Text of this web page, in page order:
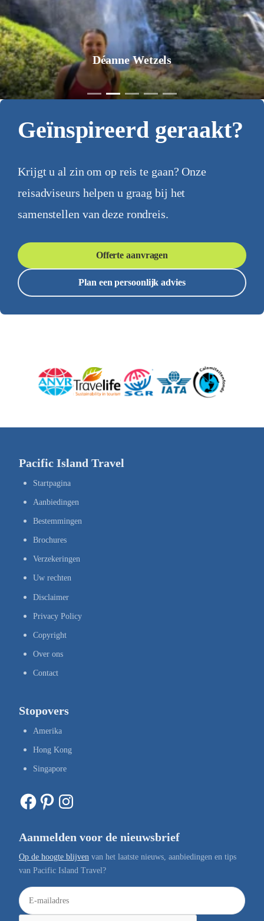
Jurgen Pol
Geïnspireerd geraakt?
Krijgt u al zin om op reis te gaan? Onze
reisadviseurs helpen u graag bij het
samenstellen van deze rondreis.
Offerte aanvragen
Plan een persoonlijk advies
Pacific Island Travel
Startpagina
Aanbiedingen
Bestemmingen
Brochures
Verzekeringen
Uw rechten
Disclaimer
Privacy Policy
Copyright
Over ons
Contact
Stopovers
Amerika
Hong Kong
Singapore
Facebook Pinterest Instagram
Aanmelden voor de nieuwsbrief
Op de hoogte blijven van het laatste nieuws, aanbiedingen en tips
van Pacific Island Travel?
E
-